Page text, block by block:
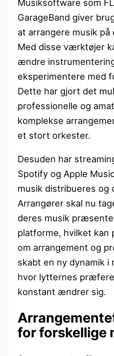
Musiksoftware som
GarageBand giver
at arrangere musik på
Med disse værktøjer
ændre
eksperimentere med
Dette har gjort det
professionelle og
komplekse
et stort orkester.
Desuden har
Spotify og Apple
musik distribueres og
Arrangører skal nu
deres musik
platforme, hvilket kan
om arrangement og
skabt en ny dynamik i
hvor lytternes
konstant ændrer sig.
for forskellige